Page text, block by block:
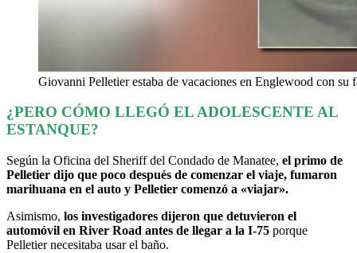
Giovanni Pelletier estaba de vacaciones en Englewood con
¿PERO CÓMO LLEGÓ EL ADOLESCENTE AL
ESTANQUE?
Según la Oficina del Sheriff del Condado de Manatee, el primo de
Pelletier dijo que poco después de comenzar el viaje, fumaron
marihuana en el auto y Pelletier comenzó a «viajar».
Asimismo, los investigadores dijeron que detuvieron el
automóvil en River Road antes de llegar a la I-75 porque
Pelletier necesitaba usar el baño.